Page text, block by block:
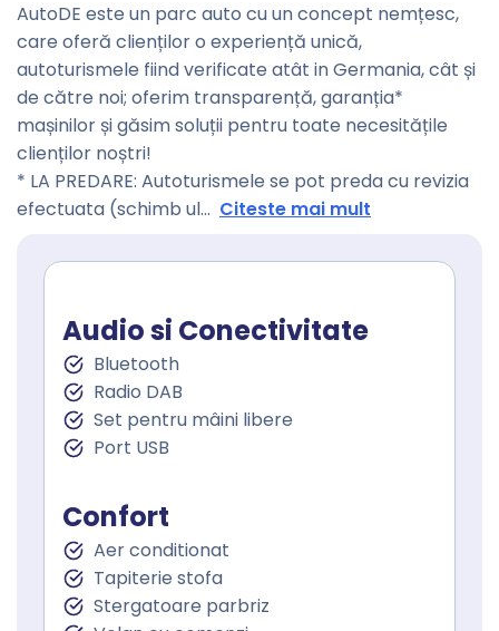
AutoDE este un parc auto cu un concept nemțesc,
care oferă clienților o experiență unică,
autoturismele fiind verificate atât in Germania, cât și
de către noi; oferim transparență, garanția*
mașinilor și găsim soluții pentru toate necesitățile
clienților noștri!
* LA PREDARE: Autoturismele se pot preda cu revizia
efectuata (schimb ul... Citeste mai mult
Audio si Conectivitate
Bluetooth
Radio DAB
Set pentru mâini libere
Port USB
Confort
Aer conditionat
Tapiterie stofa
Stergatoare parbriz